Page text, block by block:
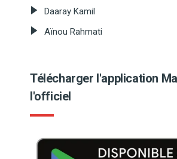
Daaray Kamil
Aïnou Rahmati
Télécharger l'application
l'officiel